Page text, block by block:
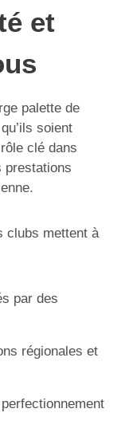
et
palette de
soient
clé dans
prestations
clubs mettent à
par des
régionales et